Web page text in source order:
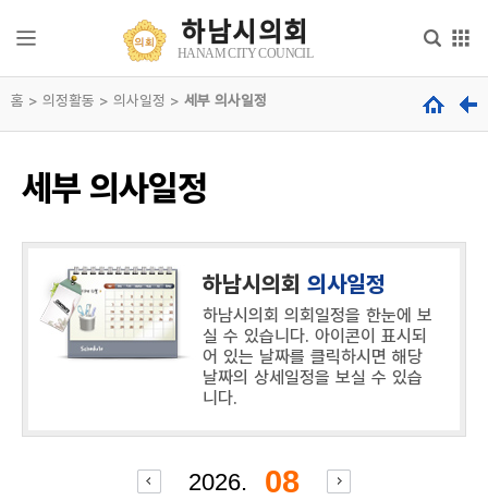
시
city
council
의
의
의
하남시의회
HANAM CITY COUNCIL
홈 > 의정활동 > 의사일정 > 세부 의사일정
세부 의사일정
하남시의회 의사일정
하남시의회 의회일정을 한눈에 보
실 수 있습니다. 아이콘이 표시되
어 있는 날짜를 클릭하시면 해당
날짜의 상세일정을 보실 수 있습
니다.
2026. 08